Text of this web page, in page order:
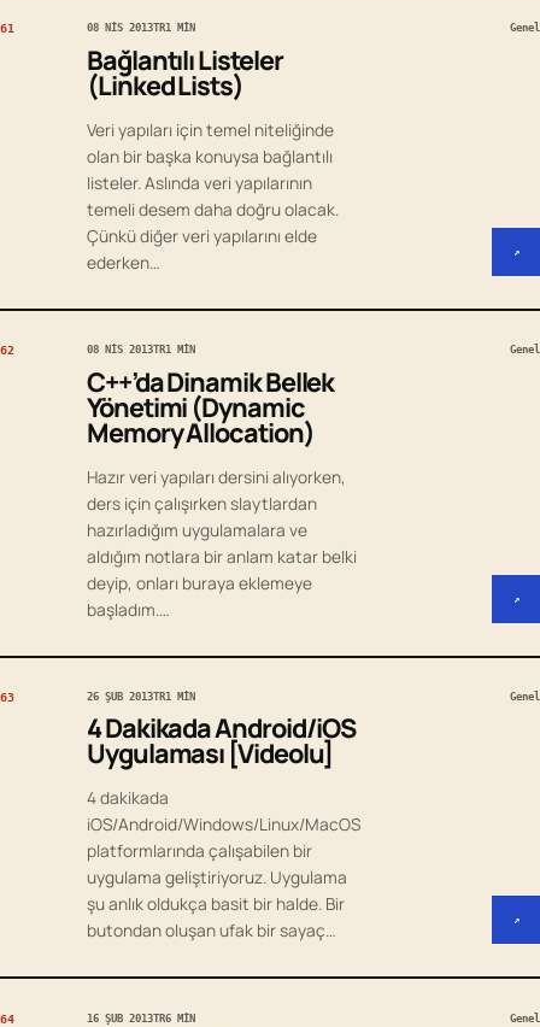
61 08 NIS 2013TR1 MIN
Bağlantılı Listeler
(Linked Lists)
Veri yapıları için temel niteliğinde
olan bir başka konuysa bağlantılı
listeler. Aslında veri yapılarının
temeli desem daha doğru olacak.
Çünkü diğer veri yapılarını elde
ederken…
Genel
↗
62 08 NIS 2013TR1 MIN
C++’da Dinamik Bellek
Yönetimi (Dynamic
Memory Allocation)
Hazır veri yapıları dersini alıyorken,
ders için çalışırken slaytlardan
hazırladığım uygulamalara ve
aldığım notlara bir anlam katar belki
deyip, onları buraya eklemeye
başladım.…
Genel
↗
63 26 ŞUB 2013TR1 MIN
4 Dakikada Android/iOS
Uygulaması [Videolu]
4 dakikada
iOS/Android/Windows/Linux/MacOS
platformlarında çalışabilen bir
uygulama geliştiriyoruz. Uygulama
şu anlık oldukça basit bir halde. Bir
butondan oluşan ufak bir sayaç…
Genel
↗
64 16 ŞUB 2013TR6 MIN Genel